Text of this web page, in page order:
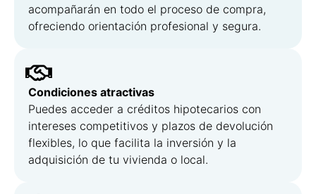
acompañarán en todo el proceso de compra,
ofreciendo orientación profesional y segura.
Condiciones atractivas
Puedes acceder a créditos hipotecarios con
intereses competitivos y plazos de devolución
flexibles, lo que facilita la inversión y la
adquisición de tu vivienda o local.